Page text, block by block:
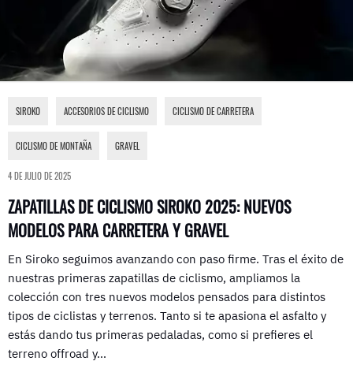
ZAPATILLAS DE CICLISMO SIROKO 2025: NUEVOS
MODELOS PARA CARRETERA Y GRAVEL
SIROKO ACCESORIOS DE CICLISMO CICLISMO DE CARRETERA
CICLISMO DE MONTAÑA GRAVEL
4 DE JULIO DE 2025
En Siroko seguimos avanzando con paso firme. Tras el éxito de
nuestras primeras zapatillas de ciclismo, ampliamos la
colección con tres nuevos modelos pensados para distintos
tipos de ciclistas y terrenos. Tanto si te apasiona el asfalto y
estás dando tus primeras pedaladas, como si prefieres el
terreno offroad y…